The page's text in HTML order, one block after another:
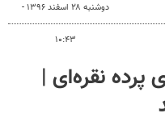
دوشنبه ۲۸ اسفند ۱۳۹۶ -
۱۰:۴۳
پرده نقره‌ای |